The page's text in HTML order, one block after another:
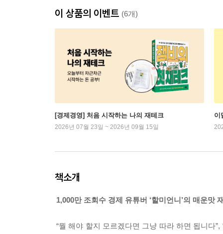
이 상품의 이벤트 (6개)
[경제경영] 처음 시작하는 나의 재테크
2026년 07월 23일 ~ 2026년 09월 15일
이
책소개
1,000만 조회수 경제 유튜버 ‘할미언니’의 매운맛
“뭘 해야 할지 모르겠다면 그냥 따라 하면 됩니다